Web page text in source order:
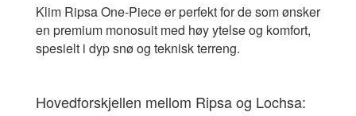
Klim Ripsa One-Piece er perfekt for de som ønsker
en premium monosuit med høy ytelse og komfort,
spesielt i dyp snø og teknisk terreng.
Hovedforskjellen mellom Ripsa og Lochsa: